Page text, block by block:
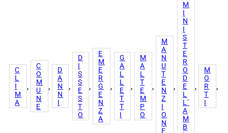
C
L
I
M
A
,
C
O
M
U
N
E
,
D
A
N
N
I
,
D
I
S
S
E
S
T
O
,
E
M
E
R
G
E
N
Z
A
,
G
A
L
L
E
T
T
I
,
M
A
L
T
E
M
P
O
,
M
A
N
U
T
E
N
Z
I
O
N
E
,
M
I
N
I
S
T
E
R
O
D
E
L
L’
A
M
B
,
M
O
R
T
I
,